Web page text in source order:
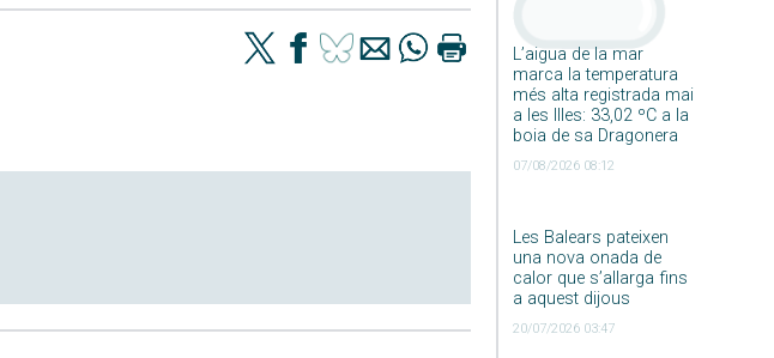
L’aigua de la mar
marca la temperatura
més alta registrada mai
a les Illes: 33,02 ºC a la
boia de sa Dragonera
07/08/2026 08:12
Les Balears pateixen
una nova onada de
calor que s’allarga fins
a aquest dijous
20/07/2026 03:47